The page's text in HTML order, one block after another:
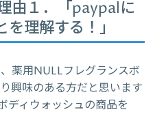
由１．「paypalに
理解する！」
薬用NULLフレグランスボ
興味のある方だと思います
ディウォッシュの商品を